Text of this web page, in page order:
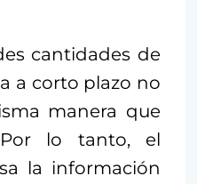
cantidades de
a corto plazo no
manera que
lo tanto, el
la información